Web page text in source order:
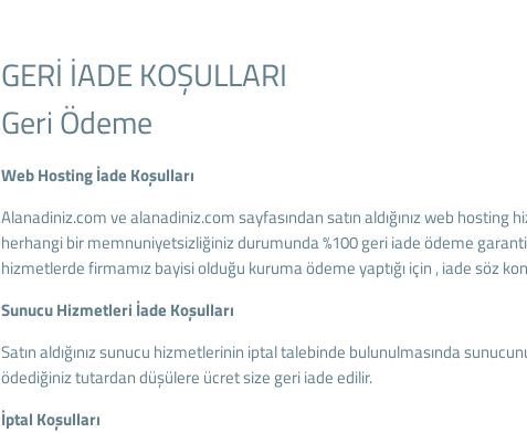
GERİ İADE KOŞULLARI
Geri Ödeme
Web Hosting İade Koşulları
Alanadiniz.com ve alanadiniz.com sayfasından satın aldığınız web
herhangi bir memnuniyetsizliğiniz durumunda %100 geri iade ödeme
hizmetlerde firmamız bayisi olduğu kuruma ödeme yaptığı için , iade söz
Sunucu Hizmetleri İade Koşulları
Satın aldığınız sunucu hizmetlerinin iptal talebinde bulunulmasında
ödediğiniz tutardan düşülere ücret size geri iade edilir.
İptal Koşulları